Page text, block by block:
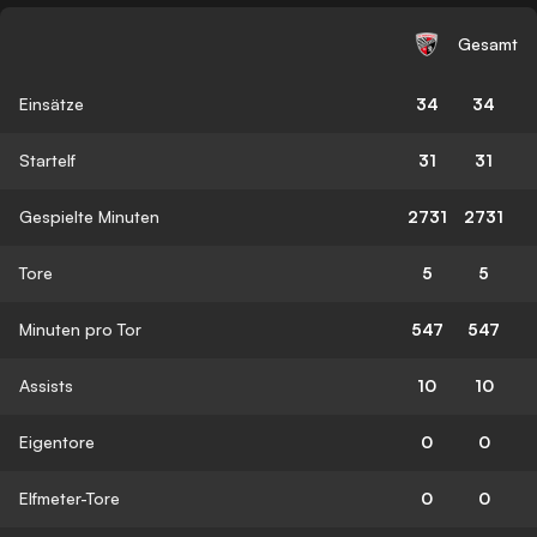
Gesamt
Einsätze 34 34
Startelf 31 31
Gespielte Minuten 2731 2731
Tore 5 5
Minuten pro Tor 547 547
Assists 10 10
Eigentore 0 0
Elfmeter-Tore 0 0